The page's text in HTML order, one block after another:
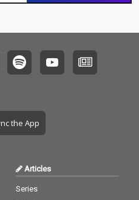
the App
Articles
Series